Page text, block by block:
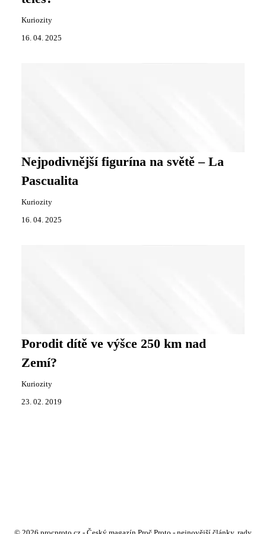
Kuriozity
16. 04. 2025
Nejpodivnější figurína na světě – La
Pascualita
Kuriozity
16. 04. 2025
Porodit dítě ve výšce 250 km nad
Zemí?
Kuriozity
23. 02. 2019